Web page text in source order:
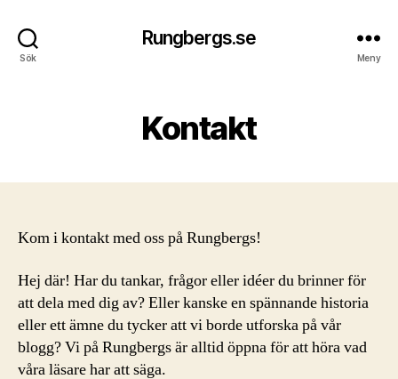
Sök
Rungbergs.se
Meny
Kontakt
Kom i kontakt med oss på Rungbergs!
Hej där! Har du tankar, frågor eller idéer du brinner för
att dela med dig av? Eller kanske en spännande historia
eller ett ämne du tycker att vi borde utforska på vår
blogg? Vi på Rungbergs är alltid öppna för att höra vad
våra läsare har att säga.